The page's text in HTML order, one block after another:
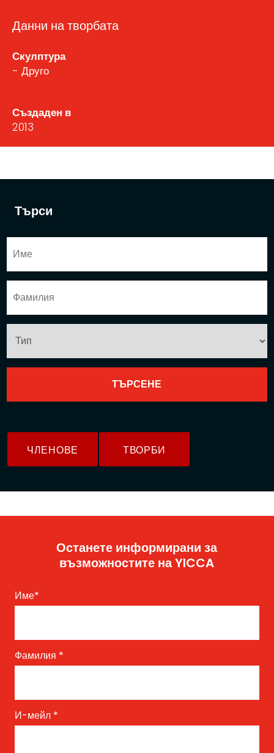
Търси
ЧЛЕНОВЕ ТВОРБИ
Данни на творбата
Скулптура
- Друго
Създаден в
2013
Останете информирани за
възможностите на YICCA
Име*
Фамилия *
И-мейл *